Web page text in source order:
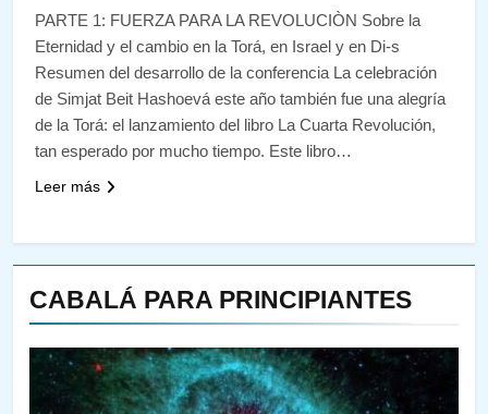
CABALÁ PARA PRINCIPIANTES
PARTE 1: FUERZA PARA LA REVOLUCIÒN Sobre la
Eternidad y el cambio en la Torá, en Israel y en Di-s
Resumen del desarrollo de la conferencia La celebración
de Simjat Beit Hashoevá este año también fue una alegría
de la Torá: el lanzamiento del libro La Cuarta Revolución,
tan esperado por mucho tiempo. Este libro…
Leer más